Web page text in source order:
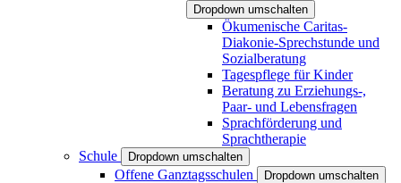
Dropdown umschalten
Ökumenische Caritas-
Diakonie-Sprechstunde und
Sozialberatung
Tagespflege für Kinder
Beratung zu Erziehungs-,
Paar- und Lebensfragen
Sprachförderung und
Sprachtherapie
Schule
Dropdown umschalten
Offene Ganztagsschulen Dropdown umschalten